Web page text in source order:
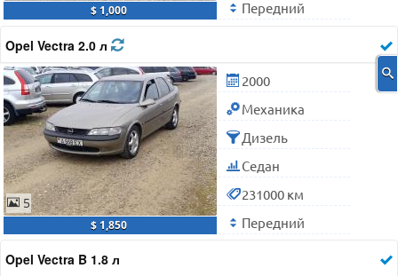
$ 1,000 Передний
Opel Vectra 2.0 л
5
$ 1,850
2000
Механика
Дизель
Седан
231000 км
Передний
Opel Vectra B 1.8 л